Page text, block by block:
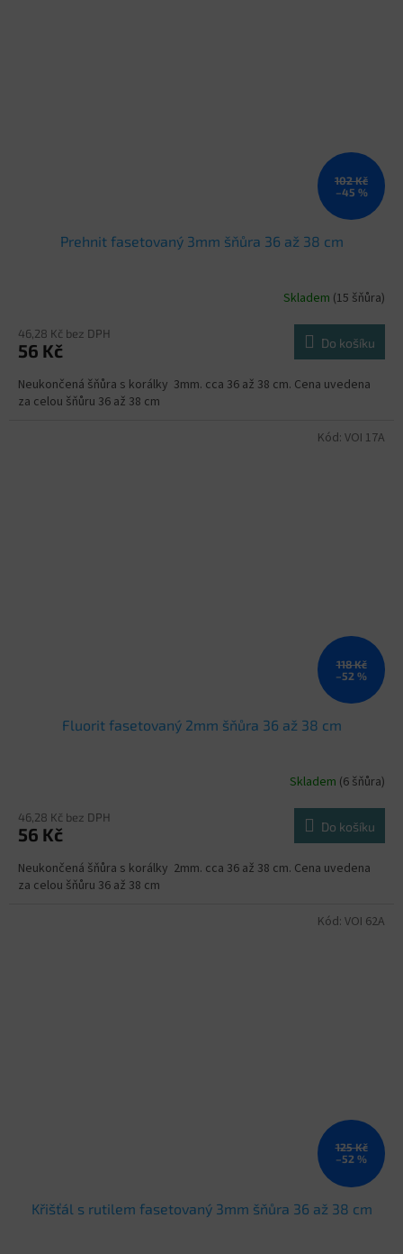
102 Kč
–45 %
Prehnit fasetovaný 3mm šňůra 36 až 38 cm
Skladem (15 šňůra)
46,28 Kč bez DPH
56 Kč Do košíku
Neukončená šňůra s korálky 3mm. cca 36 až 38 cm. Cena uvedena
za celou šňůru 36 až 38 cm
118 Kč
–52 %
Fluorit fasetovaný 2mm šňůra 36 až 38 cm
Skladem (6 šňůra)
46,28 Kč bez DPH
56 Kč Do košíku
Neukončená šňůra s korálky 2mm. cca 36 až 38 cm. Cena uvedena
za celou šňůru 36 až 38 cm
Kód: VOI 17A
125 Kč
–52 %
Křišťál s rutilem fasetovaný 3mm šňůra 36 až 38 cm
Kód: VOI 62A